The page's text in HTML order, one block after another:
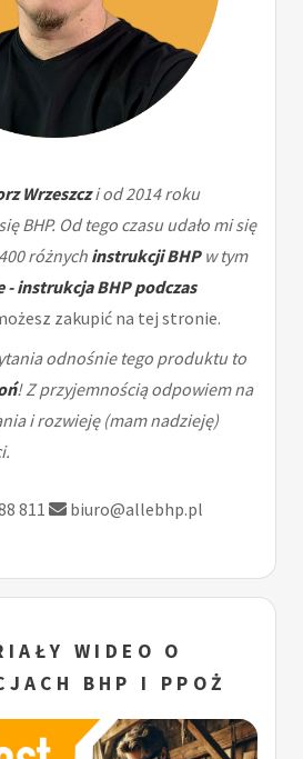
Wrzeszczi od 2014 roku
BHP. Od tego czasu udało mi się
różnych instrukcji BHPw tym
- instrukcja BHP podczas
zakupić na tej stronie.
odnośnie tego produktu to
! Z przyjemnością odpowiem na
i rozwieję (mam nadzieję)
811 biuro@allebhp.pl
WIDEO O
BHP I PPOŻ